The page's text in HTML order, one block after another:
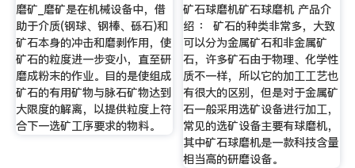
磨矿_磨矿是在机械设备中，借
助于介质(钢球、钢棒、砾石)和
矿石本身的冲击和磨剥作用，使
矿石的粒度进一步变小，直至研
磨成粉末的作业。目的是使组成
矿石的有用矿物与脉石矿物达到
大限度的解离，以提供粒度上符
合下一选矿工序要求的物料。
矿石球磨机矿石球磨机 产品介
绍 ： 矿石的种类非常多，大致
可以分为金属矿石和非金属矿
石，许多矿石由于物理、化学性
质不一样，所以它的加工工艺也
有很大的区别，但是对于金属矿
石一般采用选矿设备进行加工，
常见的选矿设备主要有球磨机，
其中矿石球磨机是一款科技含量
相当高的研磨设备。